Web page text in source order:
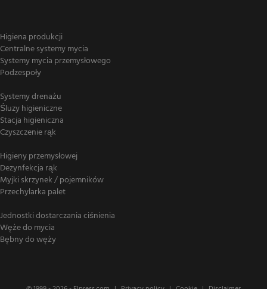
Higiena produkcji
Centralne systemy mycia
Systemy mycia przemysłowego
Podzespoły
Systemy drenażu
Śluzy higieniczne
Stacja higieniczna
Czyszczenie rąk
Higieny przemysłowej
Dezynfekcja rąk
Myjki skrzynek / pojemników
Przechylarka palet
Jednostki dostarczania ciśnienia
Węże do mycia
Bębny do węży